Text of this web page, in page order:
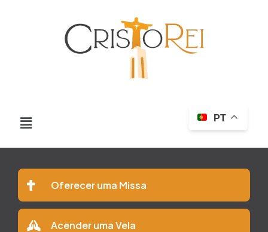
PT
Oferecer uma Missa
Acender uma Vela